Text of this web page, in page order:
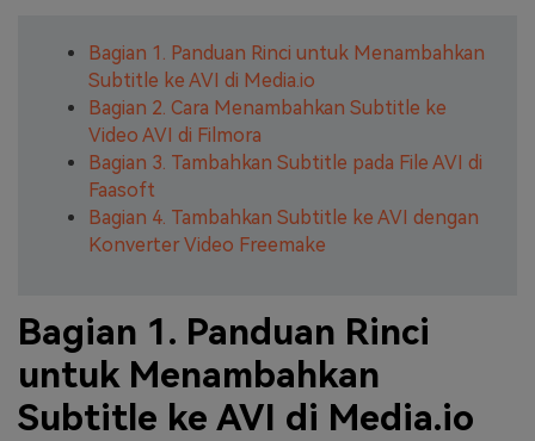
Bagian 1. Panduan Rinci untuk Menambahkan
Subtitle ke AVI di Media.io
Bagian 2. Cara Menambahkan Subtitle ke
Video AVI di Filmora
Bagian 3. Tambahkan Subtitle pada File AVI di
Faasoft
Bagian 4. Tambahkan Subtitle ke AVI dengan
Konverter Video Freemake
Bagian 1. Panduan Rinci
untuk Menambahkan
Subtitle ke AVI di Media.io